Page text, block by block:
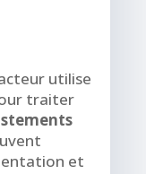
utilise
traiter
et